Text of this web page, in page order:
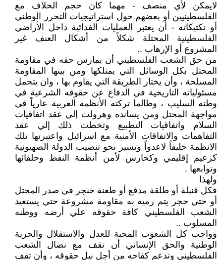
لايمكن لأي منصف - مهما كان حجم الخلاف مع
الفلسطينيين أو بعضهم حول استراتيجيات التحرر الوطني
أو تكتيكاته - أن يعتبر العمليات الفدائية داخل الأراضي
الفلسطينية المحتلة شكلاً من أشكال العنف غير
المشروع أو الإرهاب ..
من حق الشعب الفلسطيني أن يمارس حقه في مقاومة
المحتل بكل الوسائل التي يمتلكها ومن بينها المقاومة
المسلحة ، وأن يختار الطريقة التي يقاوم بها ، وان يتحمل
مسئولياته التاريخية في الدفاع عن حقوقه الشرعية في
وطنه السليب ، وطالما تركته الأنظمة العربية عارياً في
مواجهة المحتل ومن يسانده وهرولت إلي عقد اتفاقيات
السلام واتفاقيات التطبيع وتخطت ذلك إلي عقد
التفاهمات والاتفاقات الأمنية مع اسرائيل واعتبرتها تلك
الانظمة حليفاً لاعدواً وتسير نحو تنصيب الدولة الصهيونية
كزعيم إقليمي وكحارس لأمن أنظمة النفط وحلفائها
وتوابعها .
ولهذا
فكل قنبلة أو طلقة مدفع أو طعنة خنجر في صدر المحتل
أو حتي حجر يتم رميه به مقاومة مشروعة حتي يستعيد
الشعب الفلسطيني كافة حقوقه علي أرضه ووطنه
المسلوب ..
وواجب كل الشعوب المحبة للعدل والاستقلال والحرية
الوطنية والحق الإنساني أن تقف مع نضال الشعب
الفلسطيني وتدعم كفاحه من أجل نيل حقوقه ، وأن تقف